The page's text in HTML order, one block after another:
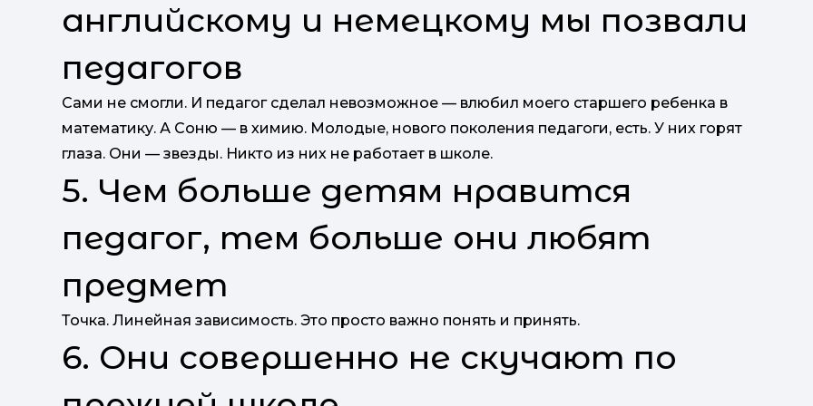
английскому и немецкому мы позвали
педагогов
Сами не смогли. И педагог сделал невозможное — влюбил моего старшего ребенка в
математику. А Соню — в химию. Молодые, нового поколения педагоги, есть. У них горят
глаза. Они — звезды. Никто из них не работает в школе.
5. Чем больше детям нравится
педагог, тем больше они любят
предмет
Точка. Линейная зависимость. Это просто важно понять и принять.
6. Они совершенно не скучают по